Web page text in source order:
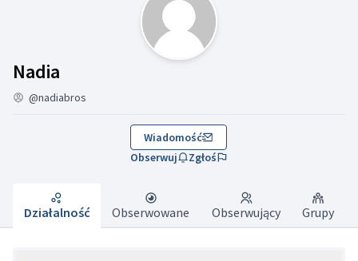
Nadia
@nadiabros
Wiadomość
Obserwuj
Zgłoś
Działalność Obserwowane Obserwujący Grupy